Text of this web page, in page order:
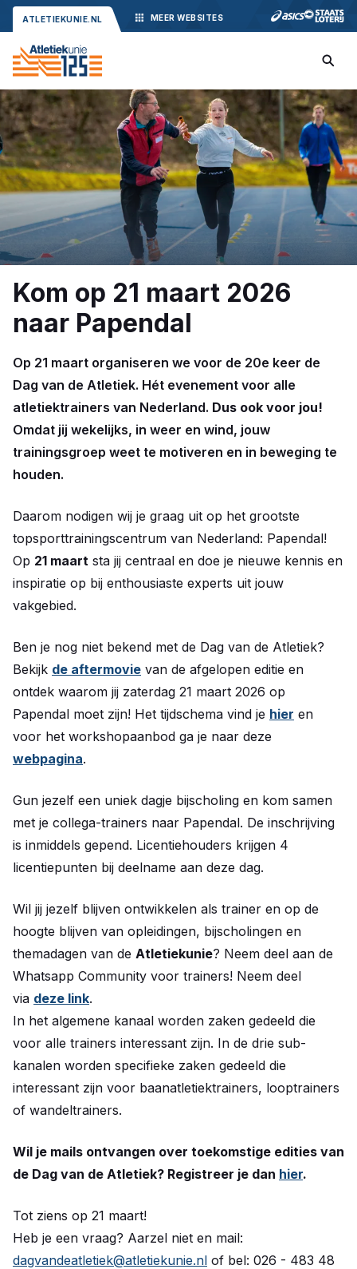
ATLETIEKUNIE.NL MEER WEBSITES
Kom op 21 maart 2026
naar Papendal
Op 21 maart organiseren we voor de 20e keer de
Dag van de Atletiek. Hét evenement voor alle
atletiektrainers van Nederland. Dus ook voor jou!
Omdat jij wekelijks, in weer en wind, jouw
trainingsgroep weet te motiveren en in beweging te
houden.
Daarom nodigen wij je graag uit op het grootste
topsporttrainingscentrum van Nederland: Papendal!
Op 21 maart sta jij centraal en doe je nieuwe kennis en
inspiratie op bij enthousiaste experts uit jouw
vakgebied.
Ben je nog niet bekend met de Dag van de Atletiek?
Bekijk de aftermovie van de afgelopen editie en
ontdek waarom jij zaterdag 21 maart 2026 op
Papendal moet zijn! Het tijdschema vind je hier en
voor het workshopaanbod ga je naar deze
webpagina.
Gun jezelf een uniek dagje bijscholing en kom samen
met je collega-trainers naar Papendal. De inschrijving
is inmiddels gepend. Licentiehouders krijgen 4
licentiepunten bij deelname aan deze dag.
Wil jij jezelf blijven ontwikkelen als trainer en op de
hoogte blijven van opleidingen, bijscholingen en
themadagen van de Atletiekunie? Neem deel aan de
Whatsapp Community voor trainers! Neem deel
via deze link.
In het algemene kanaal worden zaken gedeeld die
voor alle trainers interessant zijn. In de drie sub-
kanalen worden specifieke zaken gedeeld die
interessant zijn voor baanatletiektrainers, looptrainers
of wandeltrainers.
Wil je mails ontvangen over toekomstige edities van
de Dag van de Atletiek? Registreer je dan hier.
Tot ziens op 21 maart!
Heb je een vraag? Aarzel niet en mail:
dagvandeatletiek@atletiekunie.nl of bel: 026 - 483 48